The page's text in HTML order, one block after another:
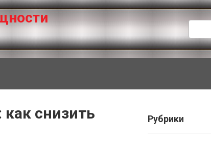
Поиск:
снизить
Рубрики